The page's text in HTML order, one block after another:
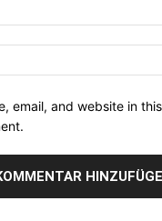
email, and website in